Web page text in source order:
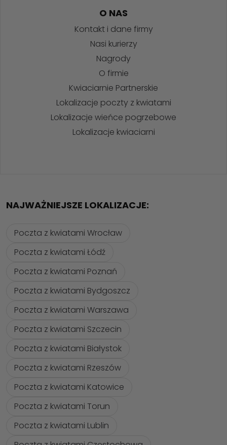
O NAS
Kontakt i dane firmy
Nasi kurierzy
Nagrody
O firmie
Kwiaciarnie Partnerskie
Lokalizacje poczty z kwiatami
Lokalizacje wieńce pogrzebowe
Lokalizacje kwiaciarni
NAJWAŻNIEJSZE LOKALIZACJE:
Poczta z kwiatami Wrocław
Poczta z kwiatami Łódź
Poczta z kwiatami Poznań
Poczta z kwiatami Bydgoszcz
Poczta z kwiatami Warszawa
Poczta z kwiatami Szczecin
Poczta z kwiatami Białystok
Poczta z kwiatami Rzeszów
Poczta z kwiatami Katowice
Poczta z kwiatami Torun
Poczta z kwiatami Lublin